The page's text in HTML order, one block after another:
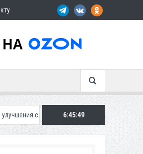
с парковками Махачкалинское
6:45:51